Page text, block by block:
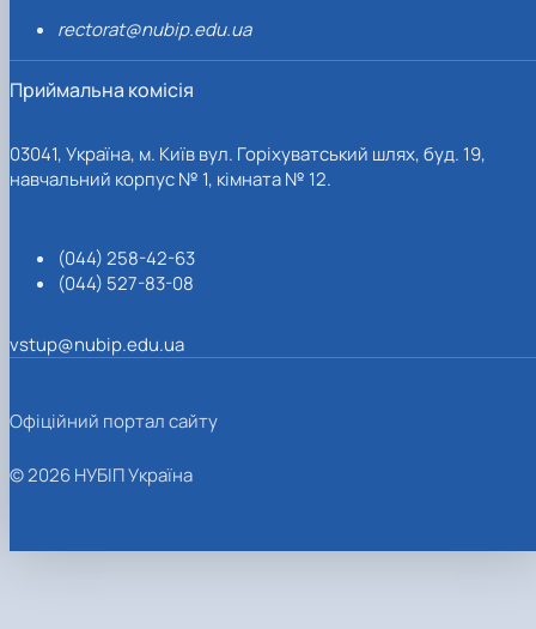
rectorat@nubip.edu.ua
Приймальна комісія
03041, Україна, м. Київ вул. Горіхуватський шлях, буд. 19,
навчальний корпус № 1, кімната № 12.
(044) 258-42-63
(044) 527-83-08
vstup@nubip.edu.ua
Офіційний портал сайту
© 2026 НУБІП Україна